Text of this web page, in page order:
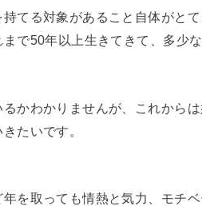
てる対象があること自体がと
で50年以上生きてきて、多少
かわかりませんが、これから
たいです。
を取っても情熱と気力、モチ